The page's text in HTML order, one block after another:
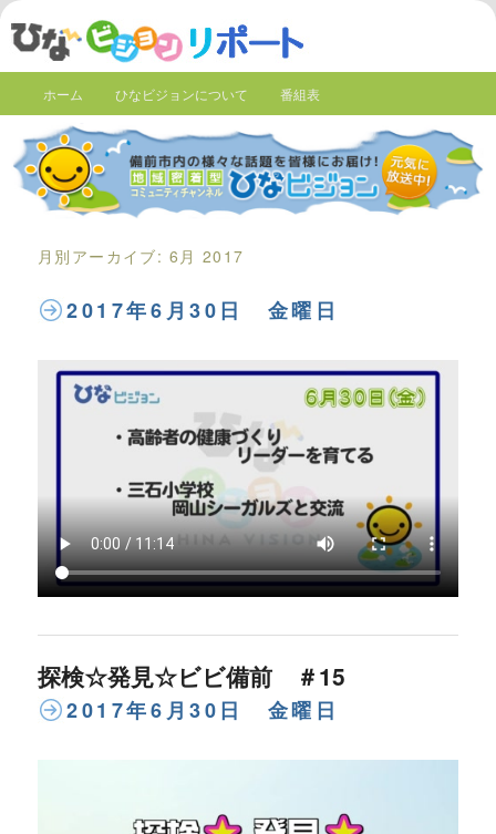
ホーム ひなビジョンについて 番組表
月別アーカイブ: 6月 2017
2017年6月30日 金曜日
探検☆発見☆ビビ備前 ＃15
2017年6月30日 金曜日